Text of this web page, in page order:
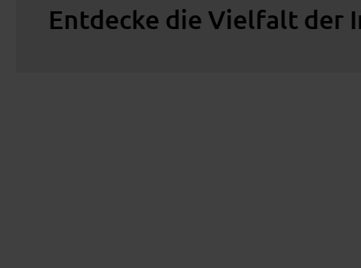
Entdecke die Vielfalt der